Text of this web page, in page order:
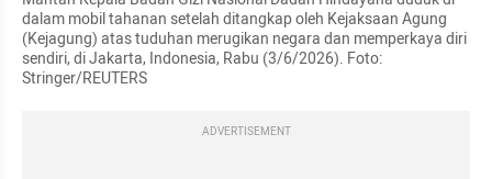
dalam mobil tahanan setelah ditangkap oleh Kejaksaan Agung
(Kejagung) atas tuduhan merugikan negara dan memperkaya diri
sendiri, di Jakarta, Indonesia, Rabu (3/6/2026). Foto:
Stringer/REUTERS
ADVERTISEMENT